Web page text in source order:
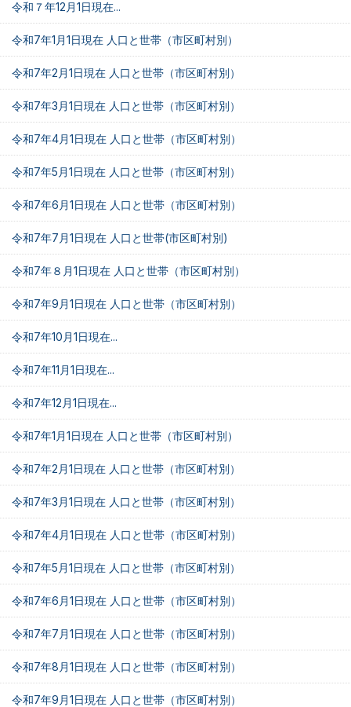
令和７年12月1日現在...
令和7年1月1日現在 人口と世帯（市区町村別）
令和7年2月1日現在 人口と世帯（市区町村別）
令和7年3月1日現在 人口と世帯（市区町村別）
令和7年4月1日現在 人口と世帯（市区町村別）
令和7年5月1日現在 人口と世帯（市区町村別）
令和7年6月1日現在 人口と世帯（市区町村別）
令和7年7月1日現在 人口と世帯(市区町村別)
令和7年８月1日現在 人口と世帯（市区町村別）
令和7年9月1日現在 人口と世帯（市区町村別）
令和7年10月1日現在...
令和7年11月1日現在...
令和7年12月1日現在...
令和7年1月1日現在 人口と世帯（市区町村別）
令和7年2月1日現在 人口と世帯（市区町村別）
令和7年3月1日現在 人口と世帯（市区町村別）
令和7年4月1日現在 人口と世帯（市区町村別）
令和7年5月1日現在 人口と世帯（市区町村別）
令和7年6月1日現在 人口と世帯（市区町村別）
令和7年7月1日現在 人口と世帯（市区町村別）
令和7年8月1日現在 人口と世帯（市区町村別）
令和7年9月1日現在 人口と世帯（市区町村別）